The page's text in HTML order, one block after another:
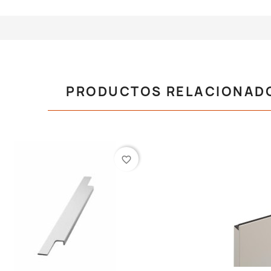
PRODUCTOS
favorite_border